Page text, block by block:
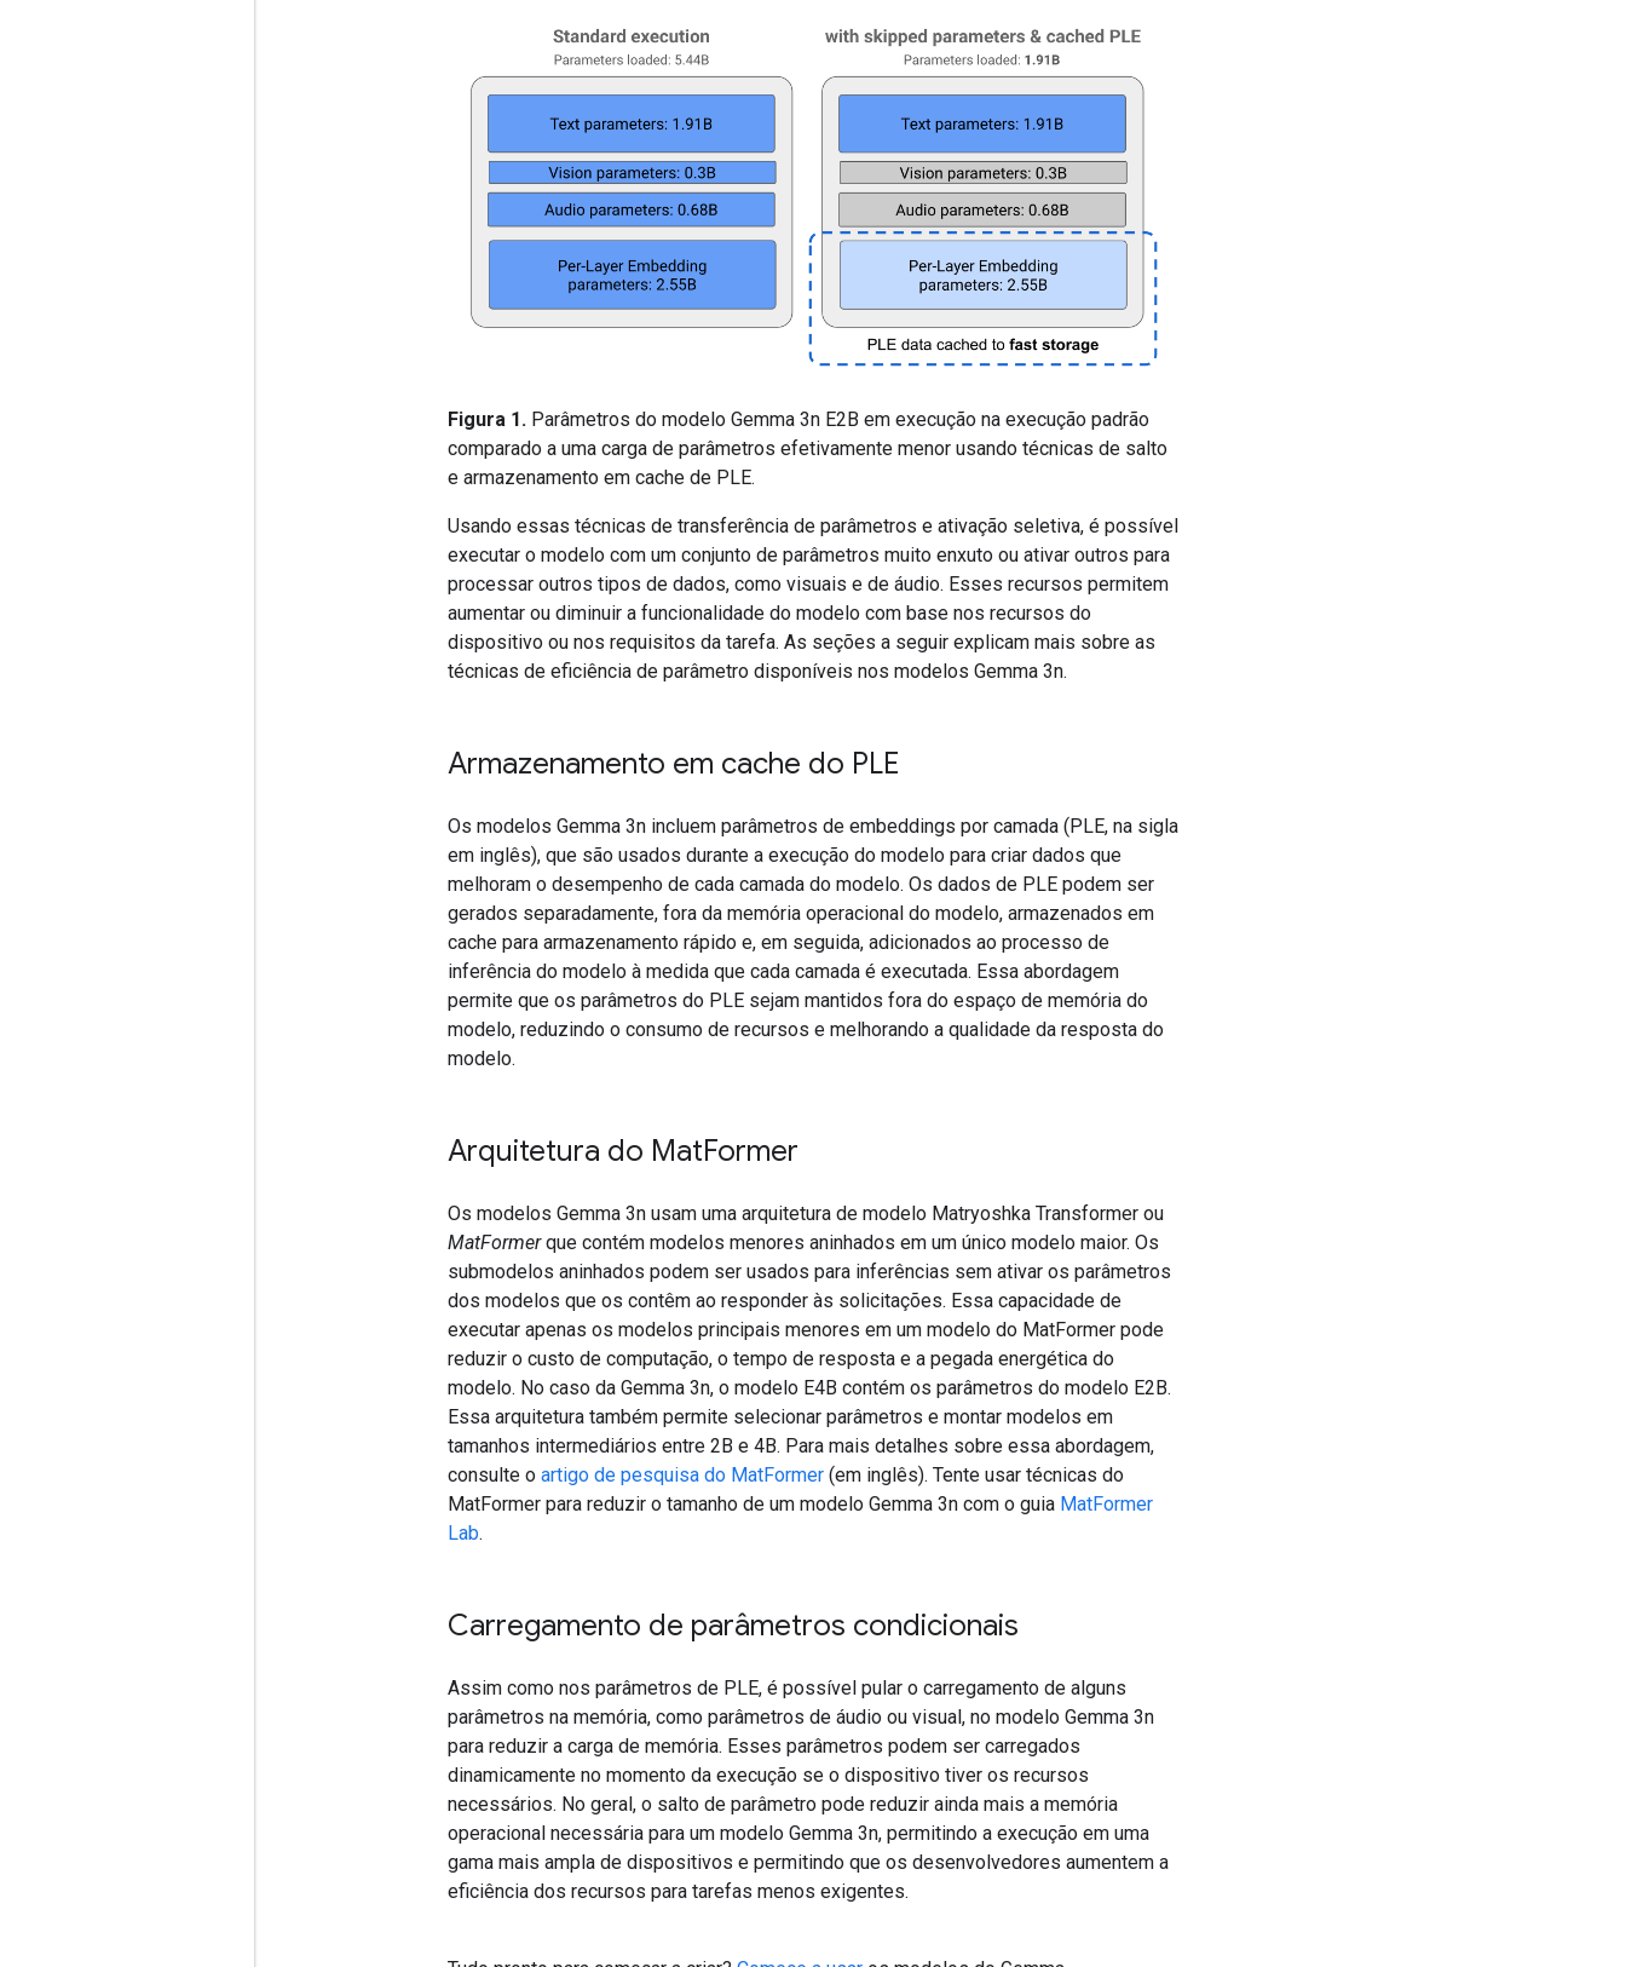
Figura 1. Parâmetros do modelo Gemma 3n E2B em execução na execução padrão
comparado a uma carga de parâmetros efetivamente menor usando técnicas de salto
e armazenamento em cache de PLE.
Usando essas técnicas de transferência de parâmetros e ativação seletiva, é possível
executar o modelo com um conjunto de parâmetros muito enxuto ou ativar outros para
processar outros tipos de dados, como visuais e de áudio. Esses recursos permitem
aumentar ou diminuir a funcionalidade do modelo com base nos recursos do
dispositivo ou nos requisitos da tarefa. As seções a seguir explicam mais sobre as
técnicas de eficiência de parâmetro disponíveis nos modelos Gemma 3n.
Armazenamento em cache do PLE
Os modelos Gemma 3n incluem parâmetros de embeddings por camada (PLE, na sigla
em inglês), que são usados durante a execução do modelo para criar dados que
melhoram o desempenho de cada camada do modelo. Os dados de PLE podem ser
gerados separadamente, fora da memória operacional do modelo, armazenados em
cache para armazenamento rápido e, em seguida, adicionados ao processo de
inferência do modelo à medida que cada camada é executada. Essa abordagem
permite que os parâmetros do PLE sejam mantidos fora do espaço de memória do
modelo, reduzindo o consumo de recursos e melhorando a qualidade da resposta do
modelo.
Arquitetura do MatFormer
Os modelos Gemma 3n usam uma arquitetura de modelo Matryoshka Transformer ou
MatFormerque contém modelos menores aninhados em um único modelo maior. Os
submodelos aninhados podem ser usados para inferências sem ativar os parâmetros
dos modelos que os contêm ao responder às solicitações. Essa capacidade de
executar apenas os modelos principais menores em um modelo do MatFormer pode
reduzir o custo de computação, o tempo de resposta e a pegada energética do
modelo. No caso da Gemma 3n, o modelo E4B contém os parâmetros do modelo E2B.
Essa arquitetura também permite selecionar parâmetros e montar modelos em
tamanhos intermediários entre 2B e 4B. Para mais detalhes sobre essa abordagem,
consulte o artigo de pesquisa do MatFormer (em inglês). Tente usar técnicas do
MatFormer para reduzir o tamanho de um modelo Gemma 3n com o guia MatFormer
Lab.
Carregamento de parâmetros condicionais
Assim como nos parâmetros de PLE, é possível pular o carregamento de alguns
parâmetros na memória, como parâmetros de áudio ou visual, no modelo Gemma 3n
para reduzir a carga de memória. Esses parâmetros podem ser carregados
dinamicamente no momento da execução se o dispositivo tiver os recursos
necessários. No geral, o salto de parâmetro pode reduzir ainda mais a memória
operacional necessária para um modelo Gemma 3n, permitindo a execução em uma
gama mais ampla de dispositivos e permitindo que os desenvolvedores aumentem a
eficiência dos recursos para tarefas menos exigentes.